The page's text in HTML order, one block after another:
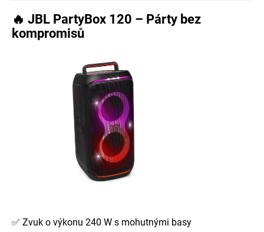
🔥 JBL PartyBox 120 – Párty bez
kompromisů
✅ Zvuk o výkonu 240 W s mohutnými basy